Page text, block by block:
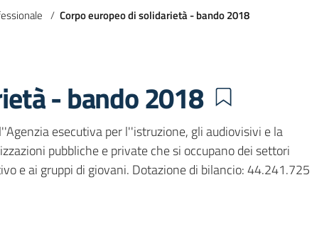
/ Corpo europeo di solidarietà - bando 2018
- bando 2018
esecutiva per l''istruzione, gli audiovisivi e la
pubbliche e private che si occupano dei settori
e ai gruppi di giovani. Dotazione di bilancio: 44.241.725